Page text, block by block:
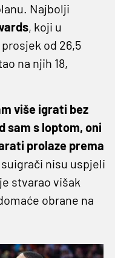
Najbolji
, koji u
od 26,5
na njih 18,
više igrati bez
sam s loptom, oni
prolaze prema
nisu uspjeli
stvarao višak
obrane na